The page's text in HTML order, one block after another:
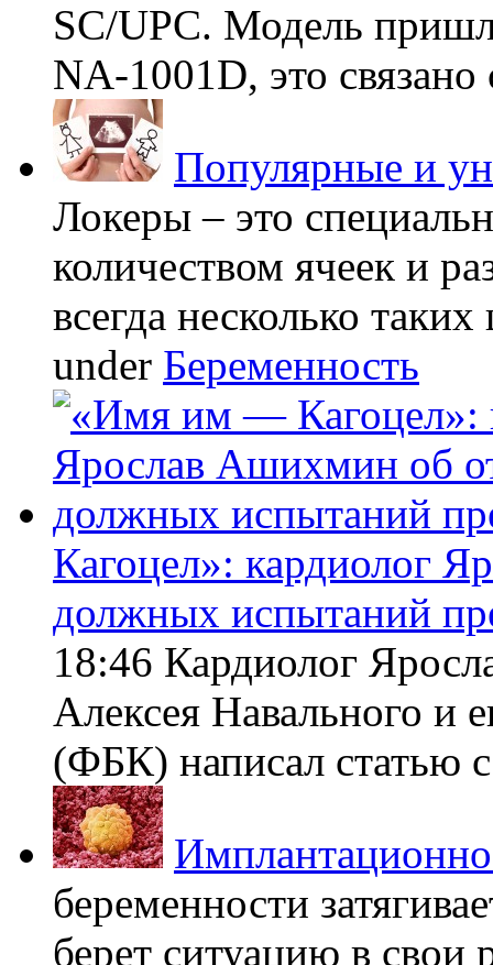
SC/UPC. Модель
NA-1001D, это связано
Популярные и
Локеры – это
количеством ячеек и
всегда несколько
under Беременность
Кагоцел»: кардиолог
должных испытаний
18:46 Кардиолог
Алексея Навального и
(ФБК) написал статью
беременности
берет ситуацию в свои